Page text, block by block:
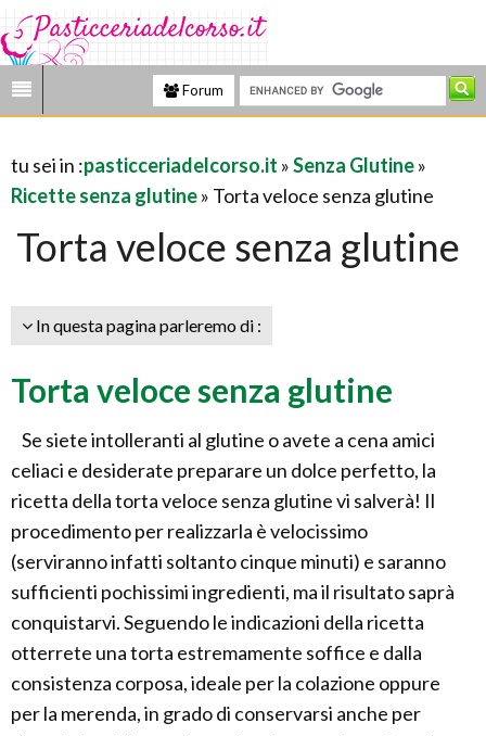
Forum
tu sei in :pasticceriadelcorso.it »Senza Glutine»
Ricette senza glutine» Torta veloce senza glutine
Torta veloce senza glutine
In questa pagina parleremo di :
Torta veloce senza glutine
Se siete intolleranti al glutine o avete a cena amici
celiaci e desiderate preparare un dolce perfetto, la
ricetta della torta veloce senza glutine vi salverà! Il
procedimento per realizzarla è velocissimo
(serviranno infatti soltanto cinque minuti) e saranno
sufficienti pochissimi ingredienti, ma il risultato saprà
conquistarvi. Seguendo le indicazioni della ricetta
otterrete una torta estremamente soffice e dalla
consistenza corposa, ideale per la colazione oppure
per la merenda, in grado di conservarsi anche per